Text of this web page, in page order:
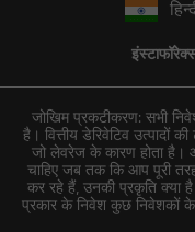
जोखिम प्रकटीकरण: सभी
है। वित्तीय डेरिवेटिव उत्पादों
जो लेवरेज के कारण होता है।
चाहिए जब तक कि आप पूरी
कर रहे हैं, उनकी प्रकृति क्या
प्रकार के निवेश कुछ निवेशकों